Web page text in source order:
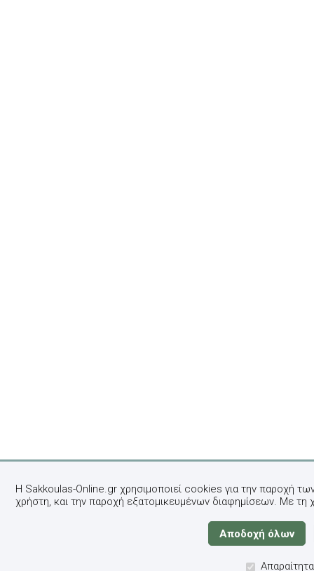
Η Sakkoulas-Online.gr χρησιμοποιεί cookies για την παροχή
χρήστη, και την παροχή εξατομικευμένων διαφημίσεων. Με